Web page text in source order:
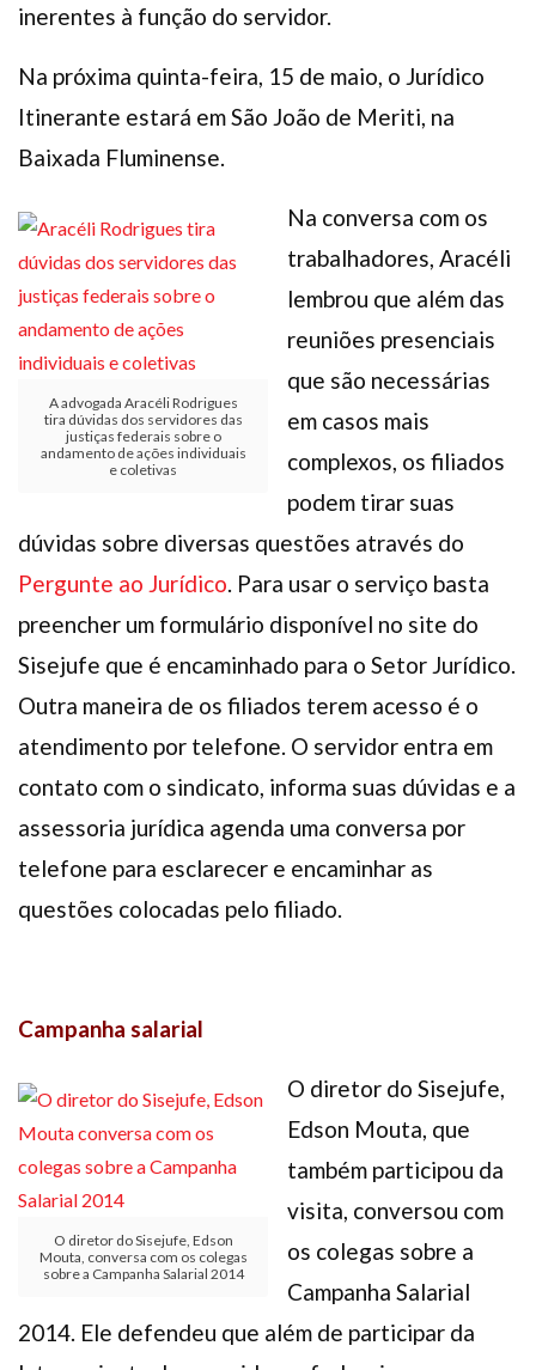
inerentes à função do servidor.
Na próxima quinta-feira, 15 de maio, o Jurídico
Itinerante estará em São João de Meriti, na
Baixada Fluminense.
A advogada Aracéli Rodrigues
tira dúvidas dos servidores das
justiças federais sobre o
andamento de ações individuais
e coletivas
Na conversa com os
trabalhadores, Aracéli
lembrou que além das
reuniões presenciais
que são necessárias
em casos mais
complexos, os filiados
podem tirar suas
dúvidas sobre diversas questões através do
Pergunte ao Jurídico. Para usar o serviço basta
preencher um formulário disponível no site do
Sisejufe que é encaminhado para o Setor Jurídico.
Outra maneira de os filiados terem acesso é o
atendimento por telefone. O servidor entra em
contato com o sindicato, informa suas dúvidas e a
assessoria jurídica agenda uma conversa por
telefone para esclarecer e encaminhar as
questões colocadas pelo filiado.
Campanha salarial
O diretor do Sisejufe, Edson
Mouta, conversa com os colegas
sobre a Campanha Salarial 2014
O diretor do Sisejufe,
Edson Mouta, que
também participou da
visita, conversou com
os colegas sobre a
Campanha Salarial
2014. Ele defendeu que além de participar da